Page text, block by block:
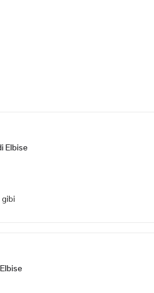
Elbise